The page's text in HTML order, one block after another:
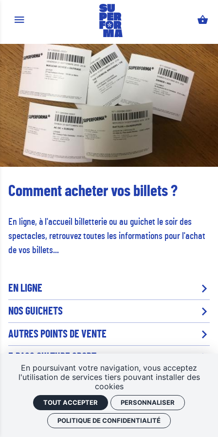
Aller au contenu principal
Comment acheter vos billets ?
En ligne, à l'accueil billetterie ou au guichet le soir des
spectacles, retrouvez toutes les informations pour l'achat
de vos billets...
EN LIGNE
NOS GUICHETS
AUTRES POINTS DE VENTE
E.PASS CULTURE SPORT
BOURSE AUX BILLETS
En poursuivant votre navigation, vous acceptez
l'utilisation de services tiers pouvant installer des
cookies
TOUT ACCEPTER PERSONNALISER
POLITIQUE DE CONFIDENTIALITÉ